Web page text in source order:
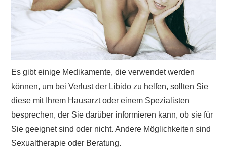
Es gibt einige Medikamente, die verwendet werden
können, um bei Verlust der Libido zu helfen, sollten Sie
diese mit Ihrem Hausarzt oder einem Spezialisten
besprechen, der Sie darüber informieren kann, ob sie für
Sie geeignet sind oder nicht. Andere Möglichkeiten sind
Sexualtherapie oder Beratung.